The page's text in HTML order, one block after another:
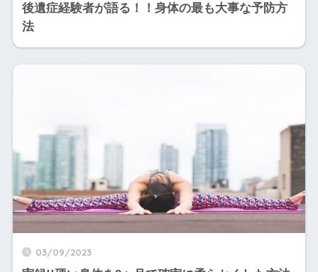
後遺症経験者が語る！！身体の最も大事な予防方
法
03/09/2023